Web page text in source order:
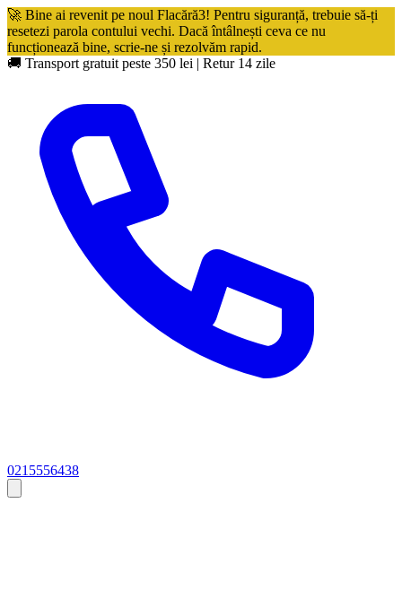
🚀 Bine ai revenit pe noul Flacără3! Pentru siguranță, trebuie să-ți
resetezi parola contului vechi. Dacă întâlnești ceva ce nu
funcționează bine, scrie-ne și rezolvăm rapid.
🚚 Transport gratuit peste 350 lei | Retur 14 zile
0215556438